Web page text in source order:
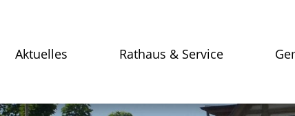
Aktuelles Rathaus & Service